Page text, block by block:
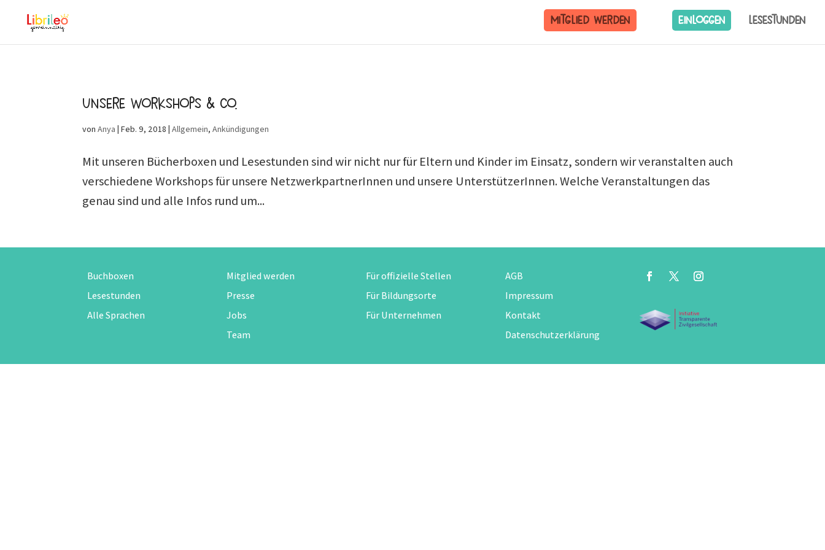
Mitglied werden Einloggen Lesestunden
Unsere Workshops & Co.
vonAnya |Feb. 9, 2018 |Allgemein,Ankündigungen
Mit unseren Bücherboxen und Lesestunden sind wir nicht nur für Eltern und Kinder im Einsatz, sondern wir veranstalten auch
verschiedene Workshops für unsere NetzwerkpartnerInnen und unsere UnterstützerInnen. Welche Veranstaltungen das
genau sind und alle Infos rund um...
Buchboxen
Lesestunden
Alle Sprachen
Mitglied werden
Presse
Jobs
Team
Für offizielle Stellen
Für Bildungsorte
Für Unternehmen
AGB
Impressum
Kontakt
Datenschutzerklärung